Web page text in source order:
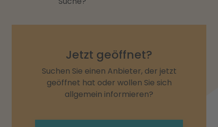
Jetzt geöffnet?
Suchen Sie einen Anbieter, der jetzt
geöffnet hat oder wollen Sie sich
allgemein informieren?